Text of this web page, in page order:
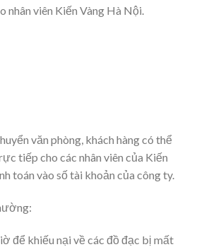
nhân viên Kiến Vàng Hà Nội.
văn phòng, khách hàng có thể
tiếp cho các nhân viên của Kiến
toán vào số tài khoản của công ty.
để khiếu nại về các đồ đạc bị mất